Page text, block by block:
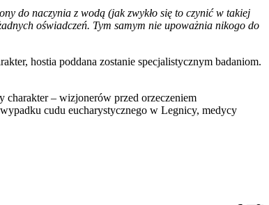
do naczynia z wodą (jak zwykło się to czynić w takiej
oświadczeń. Tym samym nie upoważnia nikogo do
hostia poddana zostanie specjalistycznym badaniom.
charakter – wizjonerów przed orzeczeniem
cudu eucharystycznego w Legnicy, medycy